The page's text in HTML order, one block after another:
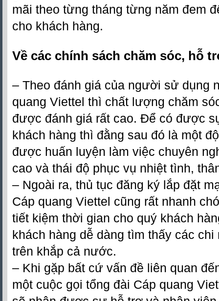
mãi theo từng tháng từng năm đem
cho khách hàng.
Về các chính sách chăm sóc, hỗ
– Theo đánh giá của người sử dụng
quang Viettel thì chất lượng chăm
được đánh giá rất cao. Để có được
khách hàng thì đằng sau đó là một
được huấn luyện làm việc chuyên
cao và thái độ phục vụ nhiệt tình,
– Ngoài ra, thủ tục đăng ký lắp đặt
Cáp quang Viettel cũng rất nhanh
tiết kiệm thời gian cho quý khách
khách hàng dễ dàng tìm thấy các chi
trên khắp cả nước.
– Khi gặp bất cứ vấn đề liên quan
một cuộc gọi tổng đài Cáp quang